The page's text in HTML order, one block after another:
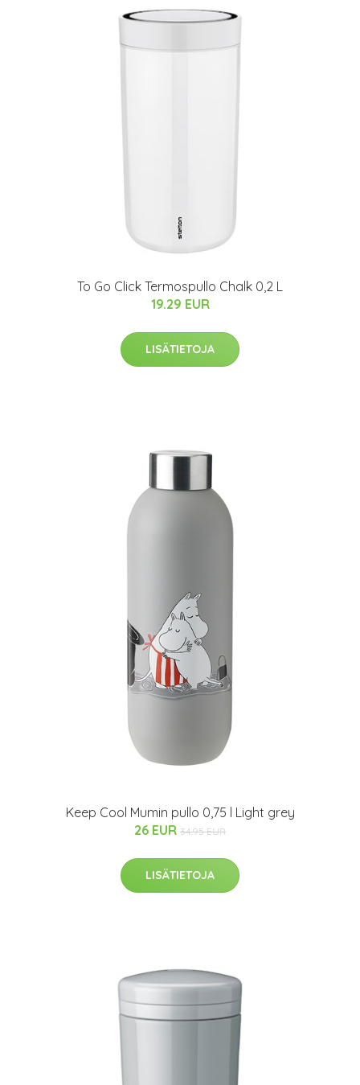
To Go Click Termospullo Chalk 0,2 L
19.29 EUR
LISÄTIETOJA
Keep Cool Mumin pullo 0,75 l Light grey
26 EUR 34.95 EUR
LISÄTIETOJA